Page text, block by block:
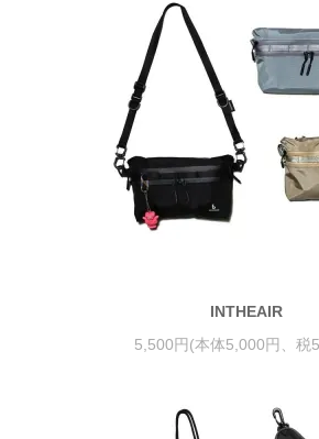
INTHEAIR
5,500円(本体5,000円、税